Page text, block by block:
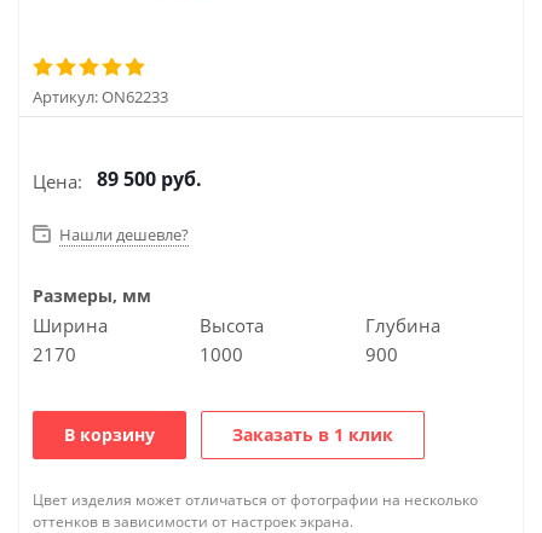
Артикул:ON62233
Цена: 89 500 руб.
Нашли дешевле?
Размеры, мм
Ширина
2170
Высота
1000
Глубина
900
В корзину Заказать в 1 клик
Цвет изделия может отличаться от фотографии на несколько
оттенков в зависимости от настроек экрана.